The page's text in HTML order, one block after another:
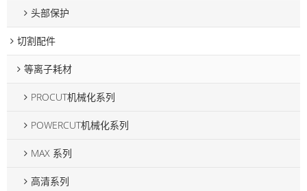
头部保护
切割配件
等离子耗材
PROCUT机械化系列
POWERCUT机械化系列
MAX 系列
高清系列